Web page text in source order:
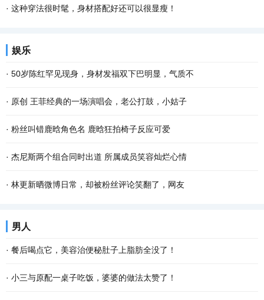
· 这种穿法很时髦，身材搭配好还可以很显瘦！
娱乐
· 50岁陈红罕见现身，身材发福双下巴明显，气质不
· 原创 王菲经典的一场演唱会，老公打鼓，小姑子
· 粉丝叫错鹿晗角色名 鹿晗狂拍椅子反应可爱
· 杰尼斯两个组合同时出道 所属成员笑容灿烂心情
· 林更新晒微博日常，却被粉丝评论笑翻了，网友
男人
· 餐后喝点它，美容治便秘肚子上脂肪全没了！
· 小三与原配一桌子吃饭，婆婆的做法太赞了！